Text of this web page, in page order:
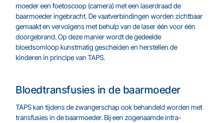
moeder een foetoscoop (camera) met een laserdraad de
baarmoeder ingebracht. De vaatverbindingen worden zichtbaar
gemaakt en vervolgens met behulp van de laser één voor één
doorgebrand. Op deze manier wordt de gedeelde
bloedsomloop kunstmatig gescheiden en herstellen de
kinderen in principe van TAPS.
Bloedtransfusies in de baarmoeder
TAPS kan tijdens de zwangerschap ook behandeld worden met
transfusies in de baarmoeder. Bij een zogenaamde intra-